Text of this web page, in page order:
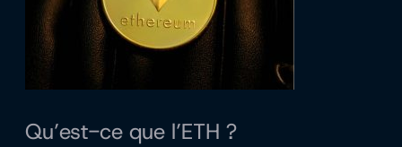
Qu’est-ce que l’ETH ?